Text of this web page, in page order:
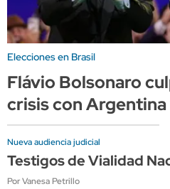
Elecciones en Brasil
Flávio Bolsonaro
crisis con
Nueva audiencia judicial
Testigos de Vialidad
Por Vanesa Petrillo